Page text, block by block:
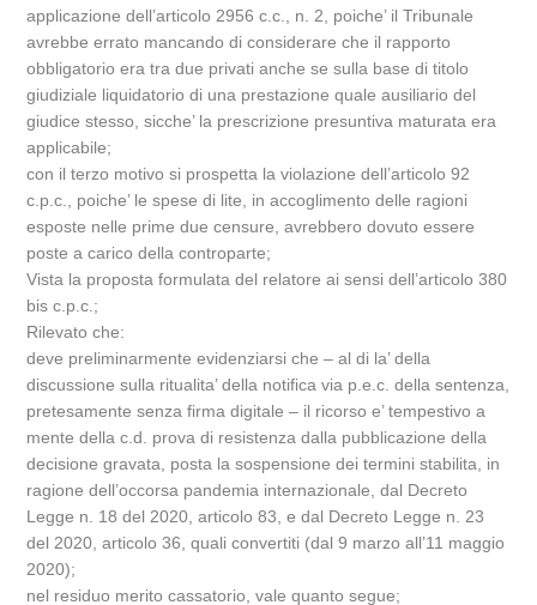
applicazione dell’articolo 2956 c.c., n. 2, poiche’ il Tribunale
avrebbe errato mancando di considerare che il rapporto
obbligatorio era tra due privati anche se sulla base di titolo
giudiziale liquidatorio di una prestazione quale ausiliario del
giudice stesso, sicche’ la prescrizione presuntiva maturata era
applicabile;
con il terzo motivo si prospetta la violazione dell’articolo 92
c.p.c., poiche’ le spese di lite, in accoglimento delle ragioni
esposte nelle prime due censure, avrebbero dovuto essere
poste a carico della controparte;
Vista la proposta formulata del relatore ai sensi dell’articolo 380
bis c.p.c.;
Rilevato che:
deve preliminarmente evidenziarsi che – al di la’ della
discussione sulla ritualita’ della notifica via p.e.c. della sentenza,
pretesamente senza firma digitale – il ricorso e’ tempestivo a
mente della c.d. prova di resistenza dalla pubblicazione della
decisione gravata, posta la sospensione dei termini stabilita, in
ragione dell’occorsa pandemia internazionale, dal Decreto
Legge n. 18 del 2020, articolo 83, e dal Decreto Legge n. 23
del 2020, articolo 36, quali convertiti (dal 9 marzo all’11 maggio
2020);
nel residuo merito cassatorio, vale quanto segue;